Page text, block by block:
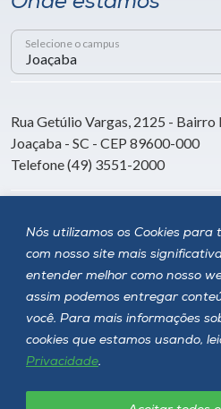
Nós utilizamos os Cookies
com nosso site mais
entender melhor como nosso
assim podemos entregar
você. Para mais informações
cookies que estamos usando,
Privacidade.
Selecione o campus
Rua Getúlio Vargas, 2125 - Bairro
Joaçaba - SC - CEP 89600-000
Telefone (49) 3551-2000
Siga a Unoesc